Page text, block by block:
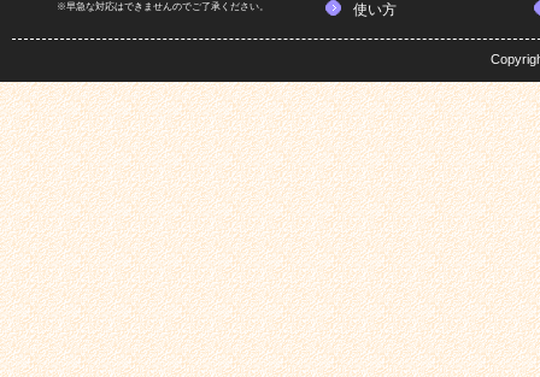
※早急な対応はできませんのでご了承ください。 使い方